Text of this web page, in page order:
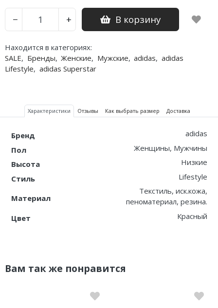
− + В корзину
Находится в категориях:
SALE, Бренды, Женские, Мужские, adidas, adidas
Lifestyle, adidas Superstar
Характеристики Отзывы Как выбрать размер Доставка
Бренд
adidas
Пол
Женщины, Мужчины
Высота
Низкие
Стиль
Lifestyle
Материал
Текстиль, иск.кожа,
пеноматериал, резина.
Цвет
Красный
Вам так же понравится
Nike Kobe
Nike Uptempo
Nike Foamposite